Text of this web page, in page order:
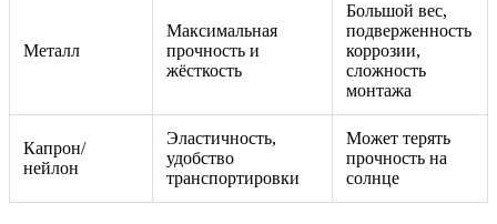
Металл
Максимальная
прочность и
жёсткость
Большой вес,
подверженность
коррозии,
сложность
монтажа
Капрон/
нейлон
Эластичность,
удобство
транспортировки
Может терять
прочность на
солнце